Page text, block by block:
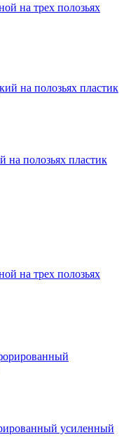
на трех полозьях
на полозьях пластик
на трех полозьях
усиленный